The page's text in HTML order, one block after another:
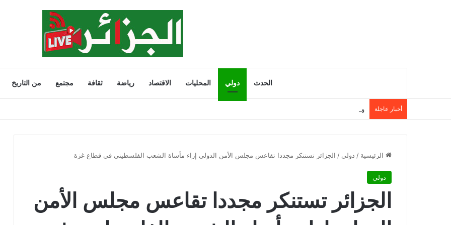
الحدث دولي المحليات الاقتصاد رياضة ثقافة مجتمع من التاريخ
أخبار عاجلة وزارة التربية تنشر نتائج مسابقة توظيف الأساتذة لسنة 2025
الرئيسية / دولي / الجزائر تستنكر مجددا تقاعس مجلس الأمن الدولي إزاء مأساة الشعب الفلسطيني في قطاع غزة
دولي
الجزائر تستنكر مجددا تقاعس مجلس الأمن